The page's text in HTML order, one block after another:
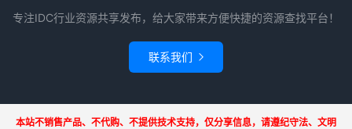
专注IDC行业资源共享发布，给大家带来方便快捷的资源查找平台！
联系我们 
本站不销售产品、不代购、不提供技术支持，仅分享信息，请遵纪守法、文明